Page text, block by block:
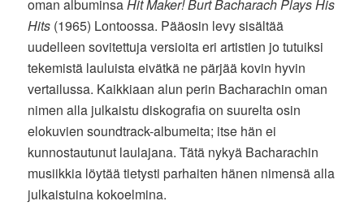
oman albuminsaHit Maker! Burt Bacharach Plays His
Hits (1965) Lontoossa. Pääosin levy sisältää
uudelleen sovitettuja versioita eri artistien jo tutuiksi
tekemistä lauluista eivätkä ne pärjää kovin hyvin
vertailussa. Kaikkiaan alun perin Bacharachin oman
nimen alla julkaistu diskografia on suurelta osin
elokuvien soundtrack-albumeita; itse hän ei
kunnostautunut laulajana. Tätä nykyä Bacharachin
musiikkia löytää tietysti parhaiten hänen nimensä alla
julkaistuina kokoelmina.